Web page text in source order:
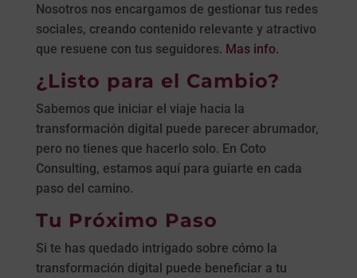
Nosotros nos encargamos de gestionar tus redes
sociales, creando contenido relevante y atractivo
que resuene con tus seguidores. Mas info.
¿Listo para el Cambio?
Sabemos que iniciar el viaje hacia la
transformación digital puede parecer abrumador,
pero no tienes que hacerlo solo. En Coto
Consulting, estamos aquí para guiarte en cada
paso del camino.
Tu Próximo Paso
Si te has quedado intrigado sobre cómo la
transformación digital puede beneficiar a tu